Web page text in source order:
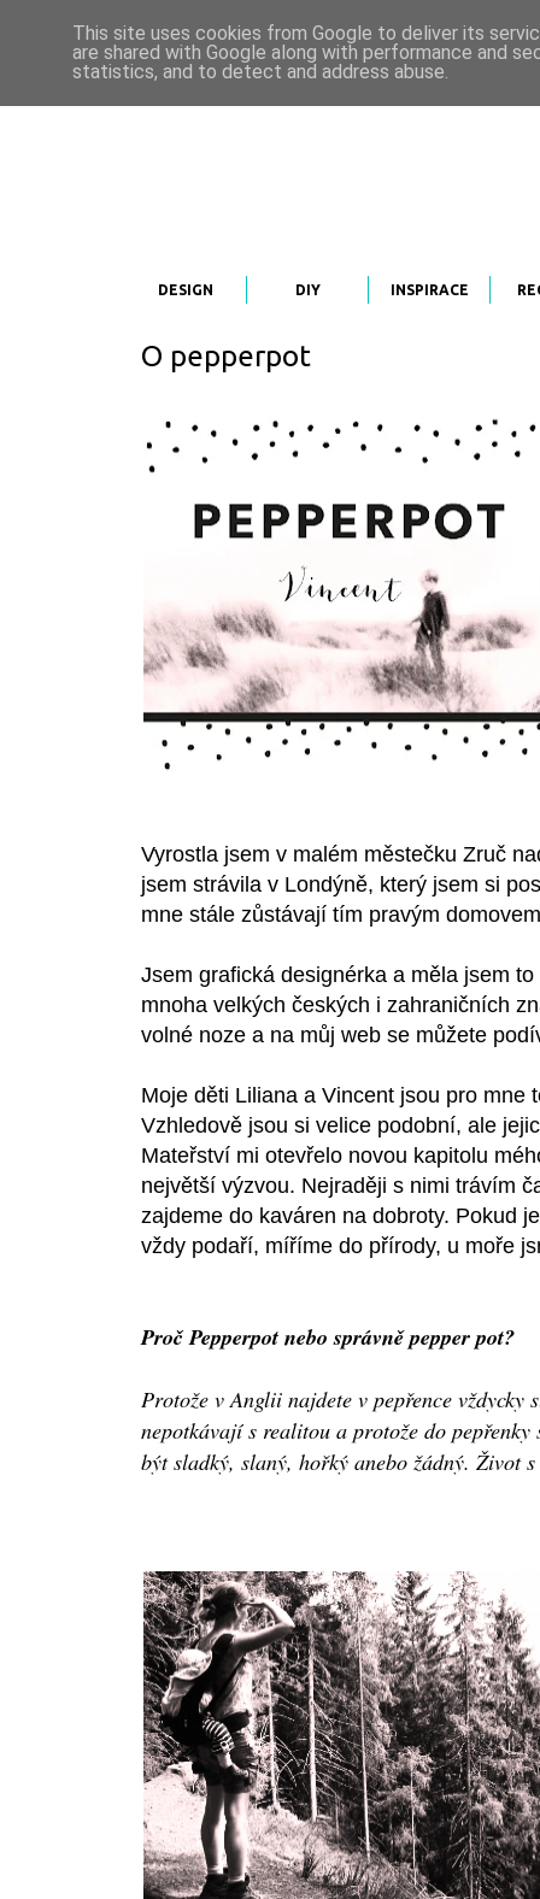
DESIGN DIY INSPIRACE
O pepperpot
Vyrostla jsem v malém městečku Zruč
jsem strávila v Londýně, který jsem si
mne stále zůstávají tím pravým
Jsem grafická designérka a měla jsem
mnoha velkých českých i zahraničních
volné noze a na můj web se můžete
Moje děti Liliana a Vincent jsou pro mne
Vzhledově jsou si velice podobní, ale
Mateřství mi otevřelo novou kapitolu
největší výzvou. Nejraději s nimi trávím
zajdeme do kaváren na dobroty. Pokud
vždy podaří, míříme do přírody, u moře
Proč Pepperpot nebo správně pepper pot?
Protože v Anglii najdete v pepřence vždycky
nepotkávají s realitou a protože do pepřenky
být sladký, slaný, hořký anebo žádný. Život
This site uses cookies from Google to deliver its
are shared with Google along with performance and
statistics, and to detect and address abuse.